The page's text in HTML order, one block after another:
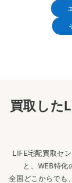
買取した
LIFE宅配買取セ
と、WEB特化
全国どこからでも